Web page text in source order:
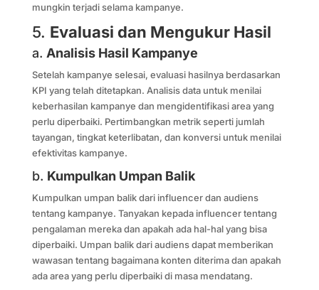
mungkin terjadi selama kampanye.
5. Evaluasi dan Mengukur Hasil
a. Analisis Hasil Kampanye
Setelah kampanye selesai, evaluasi hasilnya berdasarkan
KPI yang telah ditetapkan. Analisis data untuk menilai
keberhasilan kampanye dan mengidentifikasi area yang
perlu diperbaiki. Pertimbangkan metrik seperti jumlah
tayangan, tingkat keterlibatan, dan konversi untuk menilai
efektivitas kampanye.
b. Kumpulkan Umpan Balik
Kumpulkan umpan balik dari influencer dan audiens
tentang kampanye. Tanyakan kepada influencer tentang
pengalaman mereka dan apakah ada hal-hal yang bisa
diperbaiki. Umpan balik dari audiens dapat memberikan
wawasan tentang bagaimana konten diterima dan apakah
ada area yang perlu diperbaiki di masa mendatang.